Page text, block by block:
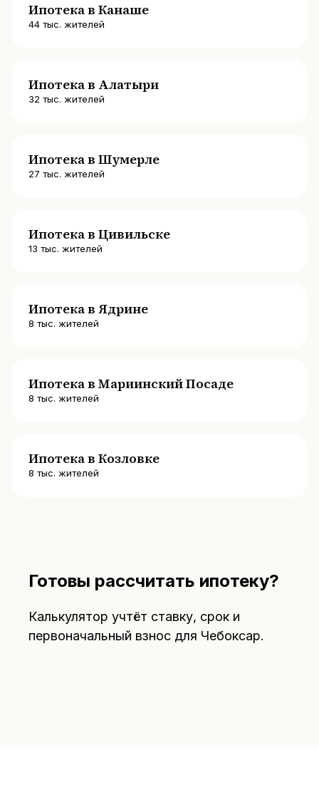
Ипотека в Канаше
44 тыс. жителей
Ипотека в Алатыри
32 тыс. жителей
Ипотека в Шумерле
27 тыс. жителей
Ипотека в Цивильске
13 тыс. жителей
Ипотека в Ядрине
8 тыс. жителей
Ипотека в Мариинский Посаде
8 тыс. жителей
Ипотека в Козловке
8 тыс. жителей
Готовы рассчитать ипотеку?
Калькулятор учтёт ставку, срок и
первоначальный взнос для Чебоксар.